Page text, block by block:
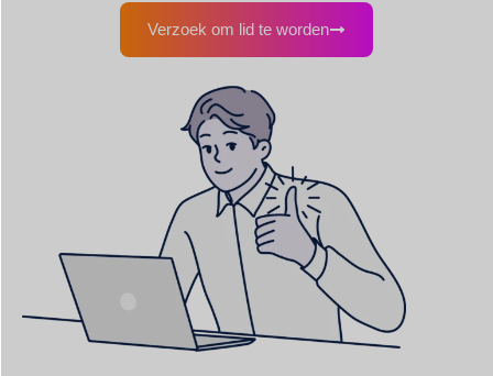
Verzoek om lid te worden